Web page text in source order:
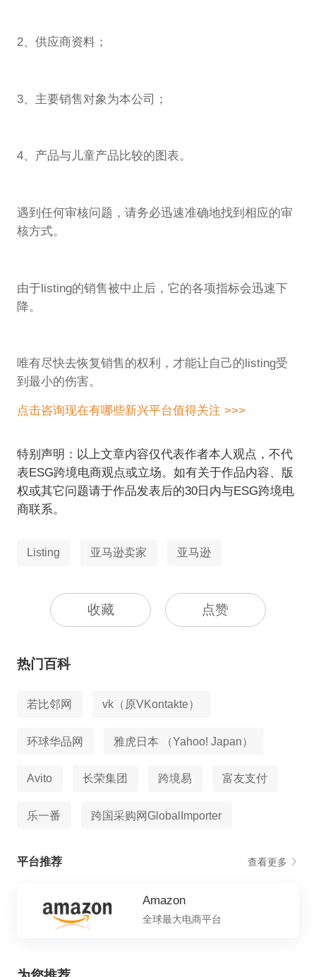
2、供应商资料；
3、主要销售对象为本公司；
4、产品与儿童产品比较的图表。
遇到任何审核问题，请务必迅速准确地找到相应的审
核方式。
由于listing的销售被中止后，它的各项指标会迅速下
降。
唯有尽快去恢复销售的权利，才能让自己的listing受
到最小的伤害。
点击咨询现在有哪些新兴平台值得关注 >>>
特别声明：以上文章内容仅代表作者本人观点，不代
表ESG跨境电商观点或立场。如有关于作品内容、版
权或其它问题请于作品发表后的30日内与ESG跨境电
商联系。
Listing 亚马逊卖家 亚马逊
收藏 点赞
热门百科
若比邻网 vk（原VKontakte）
环球华品网 雅虎日本 （Yahoo! Japan）
Avito 长荣集团 跨境易 富友支付
乐一番 跨国采购网GlobalImporter
平台推荐 查看更多
Amazon
全球最大电商平台